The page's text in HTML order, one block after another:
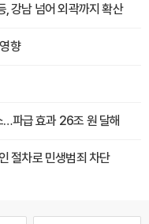
강남 넘어 외곽까지 확산
향
…파급 효과 26조 원 달해
절차로 민생범죄 차단